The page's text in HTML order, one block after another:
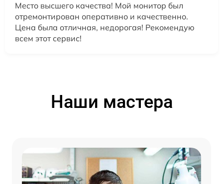
Место высшего качества! Мой монитор был
отремонтирован оперативно и качественно.
Цена была отличная, недорогая! Рекомендую
всем этот сервис!
Наши мастера